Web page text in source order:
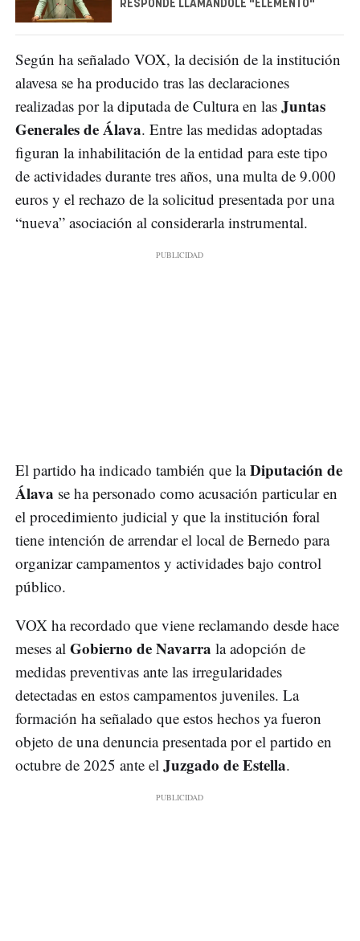
RESPONDE LLAMÁNDOLE "ELEMENTO"
Según ha señalado VOX, la decisión de la institución
alavesa se ha producido tras las declaraciones
realizadas por la diputada de Cultura en las Juntas
Generales de Álava. Entre las medidas adoptadas
figuran la inhabilitación de la entidad para este tipo
de actividades durante tres años, una multa de 9.000
euros y el rechazo de la solicitud presentada por una
“nueva” asociación al considerarla instrumental.
El partido ha indicado también que laDiputación de
Álava se ha personado como acusación particular en
el procedimiento judicial y que la institución foral
tiene intención de arrendar el local de Bernedo para
organizar campamentos y actividades bajo control
público.
VOX ha recordado que viene reclamando desde hace
meses al Gobierno de Navarra la adopción de
medidas preventivas ante las irregularidades
detectadas en estos campamentos juveniles. La
formación ha señalado que estos hechos ya fueron
objeto de una denuncia presentada por el partido en
octubre de 2025 ante el Juzgado de Estella.